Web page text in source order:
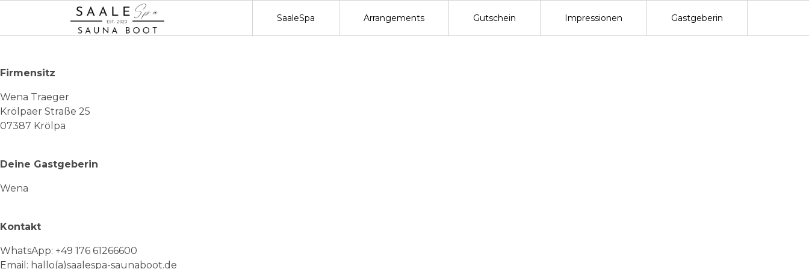
SaaleSpa Arrangements Gutschein Impressionen Gastgeberin
Firmensitz
Wena Traeger
Krölpaer Straße 25
07387 Krölpa
Deine Gastgeberin
Wena
Kontakt
WhatsApp: +49 176 61266600
Email: hallo(a)saalespa-saunaboot.de